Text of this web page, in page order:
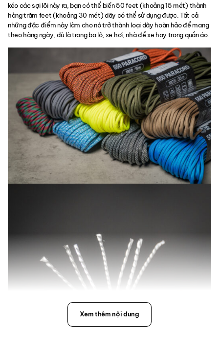
kéo các sợi lõi này ra, bạn có thể biến 50 feet (khoảng 15 mét) thành
hàng trăm feet (khoảng 30 mét) dây có thể sử dụng được. Tất cả
những đặc điểm này làm cho nó trở thành loại dây hoàn hảo để mang
theo hàng ngày, dù là trong ba lô, xe hơi, nhà để xe hay trong quần áo.
Xem thêm nội dung